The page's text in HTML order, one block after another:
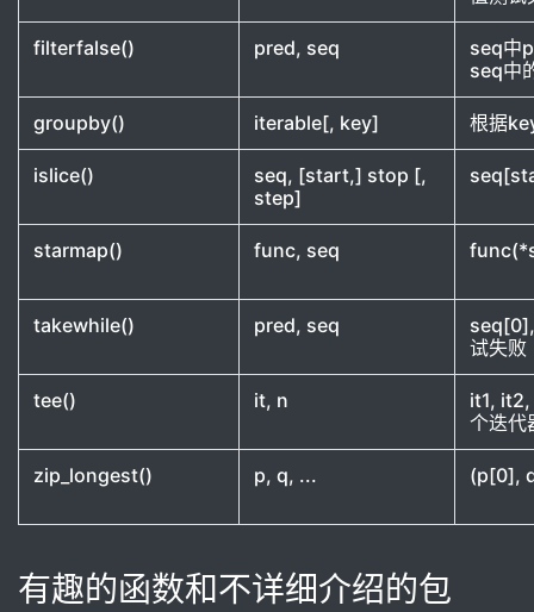
filterfalse() pred, seq
seq中
seq中
groupby() iterable[, key] 根据
islice()
seq, [start,] stop [,
step]
starmap() func, seq
takewhile() pred, seq
试失败
tee() it, n
it1, it2,
个迭代
zip_longest() p, q, ... (p[0],
有趣的函数和不详细介绍的包